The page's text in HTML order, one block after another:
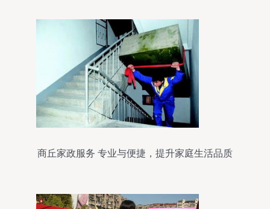
商丘家政服务 专业与便捷，提升家庭生活品质